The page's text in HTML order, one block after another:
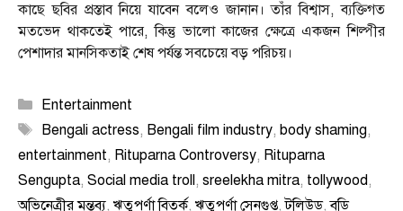
কাছে ছবির প্রস্তাব নিয়ে যাবেন বলেও জানান। তাঁর বিশ্বাস, ব্যক্তিগত
মতভেদ থাকতেই পারে, কিন্তু ভালো কাজের ক্ষেত্রে একজন শিল্পীর
পেশাদার মানসিকতাই শেষ পর্যন্ত সবচেয়ে বড় পরিচয়।
Categories
Entertainment
Tags
Bengali actress, Bengali film industry, body shaming,
entertainment, Rituparna Controversy, Rituparna
Sengupta, Social media troll, sreelekha mitra, tollywood,
অভিনেত্রীর মন্তব্য,ঋতুপর্ণা বিতর্ক,ঋতুপর্ণা সেনগুপ্ত,টলিউড,বডি